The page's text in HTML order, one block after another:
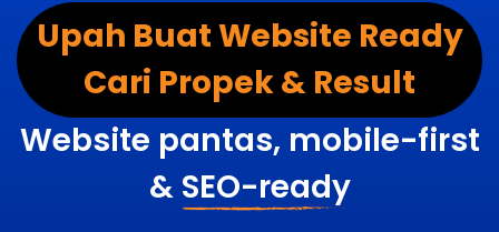
Upah Buat Website Ready
Cari Propek & Result
Website pantas, mobile-first
& SEO-ready